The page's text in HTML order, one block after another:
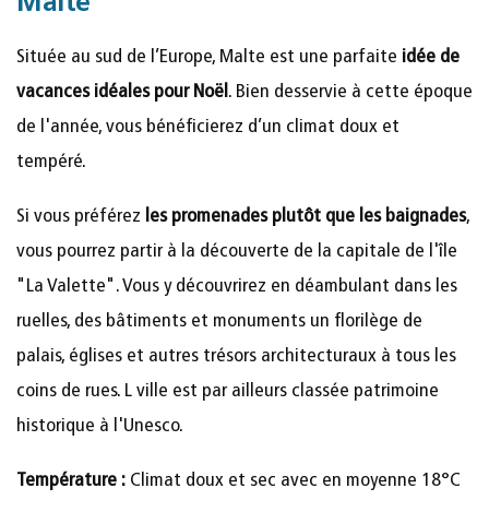
Située au sud de l’Europe, Malte est une parfaite idée de
vacances idéales pour Noël. Bien desservie à cette époque
de l'année, vous bénéficierez d’un climat doux et
tempéré.
Si vous préférez les promenades plutôt que les baignades,
vous pourrez partir à la découverte de la capitale de l'île
"La Valette". Vous y découvrirez en déambulant dans les
ruelles, des bâtiments et monuments un florilège de
palais, églises et autres trésors architecturaux à tous les
coins de rues. L ville est par ailleurs classée patrimoine
historique à l'Unesco.
Température : Climat doux et sec avec en moyenne 18°C